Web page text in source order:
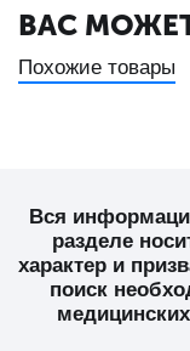
ВАС
Похожие товары
Вся
разделе
характер и
поиск